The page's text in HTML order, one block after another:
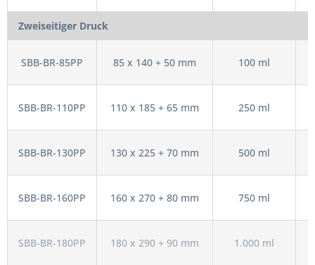
Zweiseitiger Druck
SBB-BR-85PP 85 x 140 + 50 mm 100 ml
SBB-BR-110PP 110 x 185 + 65 mm 250 ml
SBB-BR-130PP 130 x 225 + 70 mm 500 ml
SBB-BR-160PP 160 x 270 + 80 mm 750 ml
SBB-BR-180PP 180 x 290 + 90 mm 1.000 ml